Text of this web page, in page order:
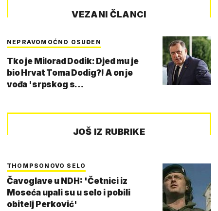
VEZANI ČLANCI
NEPRAVOMOĆNO OSUĐEN
Tko je Milorad Dodik: Djed mu je
bio Hrvat Toma Dodig?! A on je
vođa 'srpskog s…
JOŠ IZ RUBRIKE
THOMPSONOVO SELO
Čavoglave u NDH: 'Četnici iz
Moseća upali su u selo i pobili
obitelj Perković'